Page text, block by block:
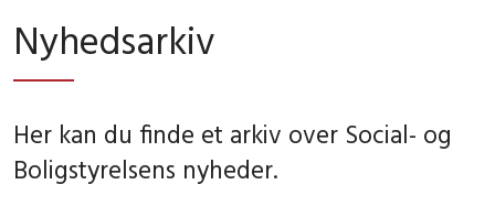
Nyhedsarkiv
Her kan du finde et arkiv over Social- og
Boligstyrelsens nyheder.